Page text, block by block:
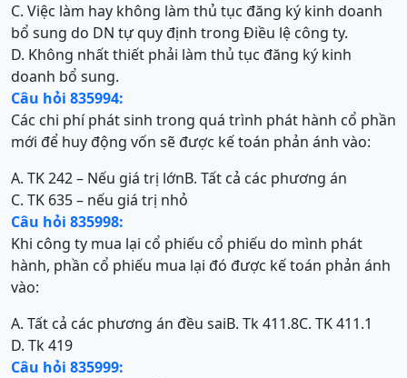
C. Việc làm hay không làm thủ tục đăng ký kinh doanh
bổ sung do DN tự quy định trong Điều lệ công ty.
D. Không nhất thiết phải làm thủ tục đăng ký kinh
doanh bổ sung.
Câu hỏi 835994:
Các chi phí phát sinh trong quá trình phát hành cổ phần
mới để huy động vốn sẽ được kế toán phản ánh vào:
A. TK 242 – Nếu giá trị lớnB. Tất cả các phương án
C. TK 635 – nếu giá trị nhỏ
Câu hỏi 835998:
Khi công ty mua lại cổ phiếu cổ phiếu do mình phát
hành, phần cổ phiếu mua lại đó được kế toán phản ánh
vào:
A. Tất cả các phương án đều saiB. Tk 411.8C. TK 411.1
D. Tk 419
Câu hỏi 835999: